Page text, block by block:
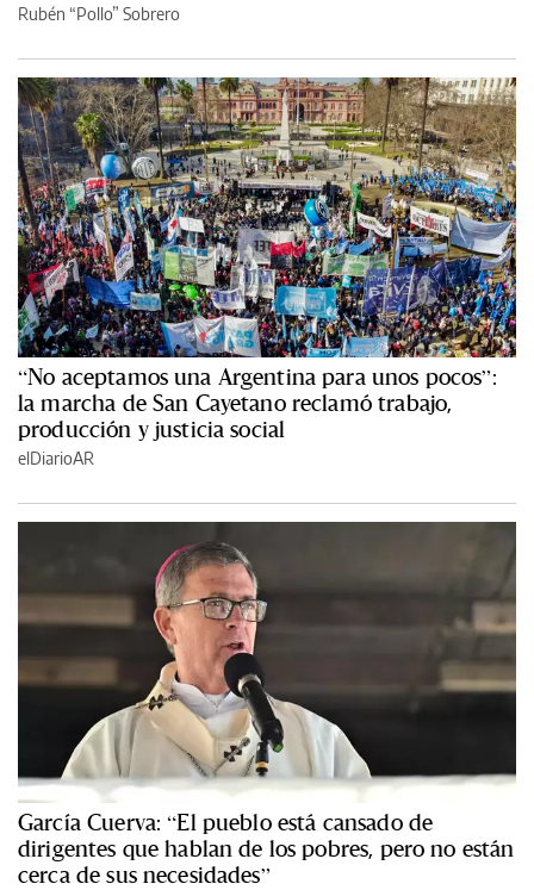
Rubén “Pollo” Sobrero
“No aceptamos una Argentina para unos pocos”:
la marcha de San Cayetano reclamó trabajo,
producción y justicia social
elDiarioAR
García Cuerva: “El pueblo está cansado de
dirigentes que hablan de los pobres, pero no están
cerca de sus necesidades”